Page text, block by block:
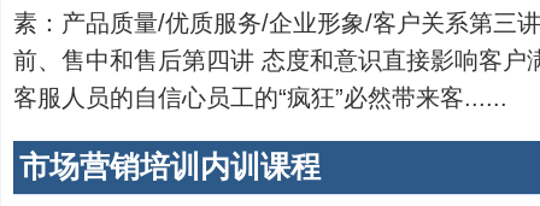
素：产品质量/优质服务/企业形象/客户关系第
前、售中和售后第四讲 态度和意识直接影响客户
客服人员的自信心员工的“疯狂”必然带来客......
市场营销培训内训课程